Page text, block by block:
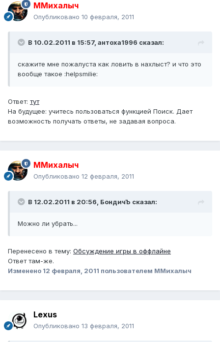
ММихалыч
Опубликовано 10 февраля, 2011
В 10.02.2011 в 15:57, антоха1996 сказал:
скажите мне пожалуста как ловить в нахлыст? и что это
вообще такое :helpsmilie:
Ответ: тут
На будущее: учитесь пользоваться функцией Поиск. Дает
возможность получать ответы, не задавая вопроса.
ММихалыч
Опубликовано 12 февраля, 2011
В 12.02.2011 в 20:56, БондичЪ сказал:
Можно ли убрать...
Перенесено в тему: Обсуждение игры в оффлайне
Ответ там-же.
Изменено 12 февраля, 2011 пользователем ММихалыч
Lexus
Опубликовано 13 февраля, 2011